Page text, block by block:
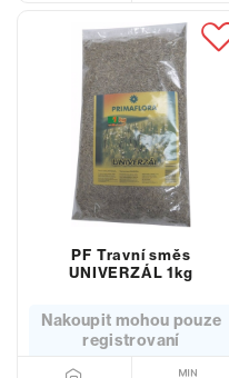
PF Travní směs
UNIVERZÁL 1kg
Nakoupit mohou pouze
registrovaní